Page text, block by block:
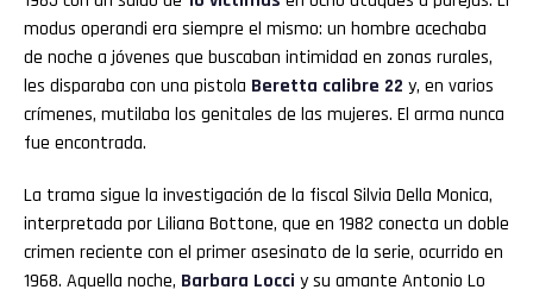
modus operandi era siempre el mismo: un hombre acechaba
de noche a jóvenes que buscaban intimidad en zonas rurales,
les disparaba con una pistola Beretta calibre 22 y, en varios
crímenes, mutilaba los genitales de las mujeres. El arma nunca
fue encontrada.
La trama sigue la investigación de la fiscal Silvia Della Monica,
interpretada por Liliana Bottone, que en 1982 conecta un doble
crimen reciente con el primer asesinato de la serie, ocurrido en
1968. Aquella noche, Barbara Locci y su amante Antonio Lo